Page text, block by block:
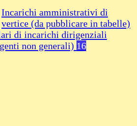
Incarichi amministrativi di
vertice (da pubblicare in tabelle)
di incarichi dirigenziali
non generali) 16